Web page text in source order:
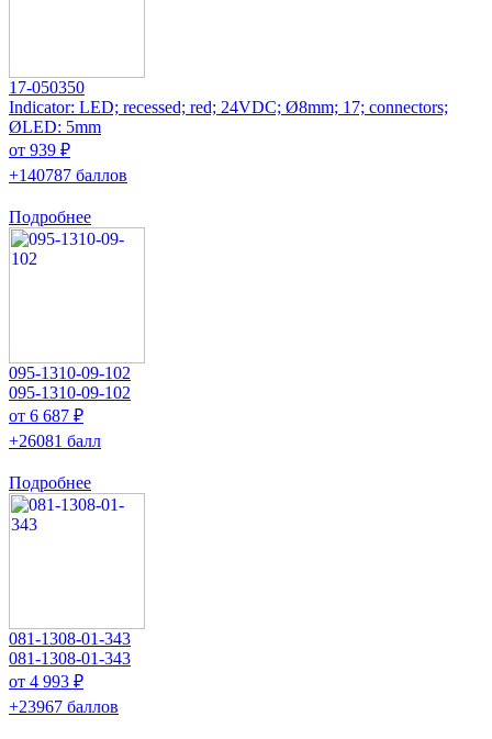
17-050350
Indicator: LED; recessed; red; 24VDC; Ø8mm; 17; connectors;
ØLED: 5mm
от 939 ₽
+140787 баллов
Подробнее
095-1310-09-102
095-1310-09-102
от 6 687 ₽
+26081 балл
Подробнее
081-1308-01-343
081-1308-01-343
от 4 993 ₽
+23967 баллов